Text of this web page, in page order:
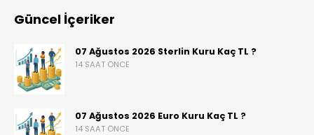
Güncel İçeriker
07 Ağustos 2026 Sterlin Kuru Kaç TL ?
14 SAAT ÖNCE
07 Ağustos 2026 Euro Kuru Kaç TL ?
14 SAAT ÖNCE